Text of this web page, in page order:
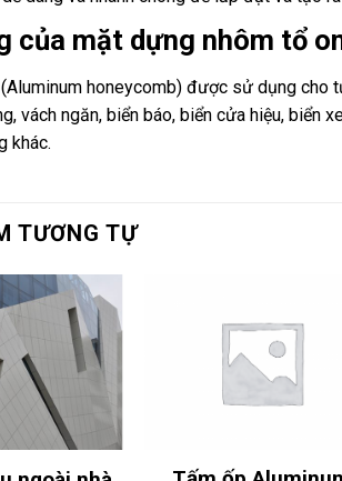
của mặt dựng nhôm tổ
(Aluminum honeycomb) được sử dụng cho
vách ngăn, biển báo, biển cửa hiệu,
khác.
TƯƠNG TỰ